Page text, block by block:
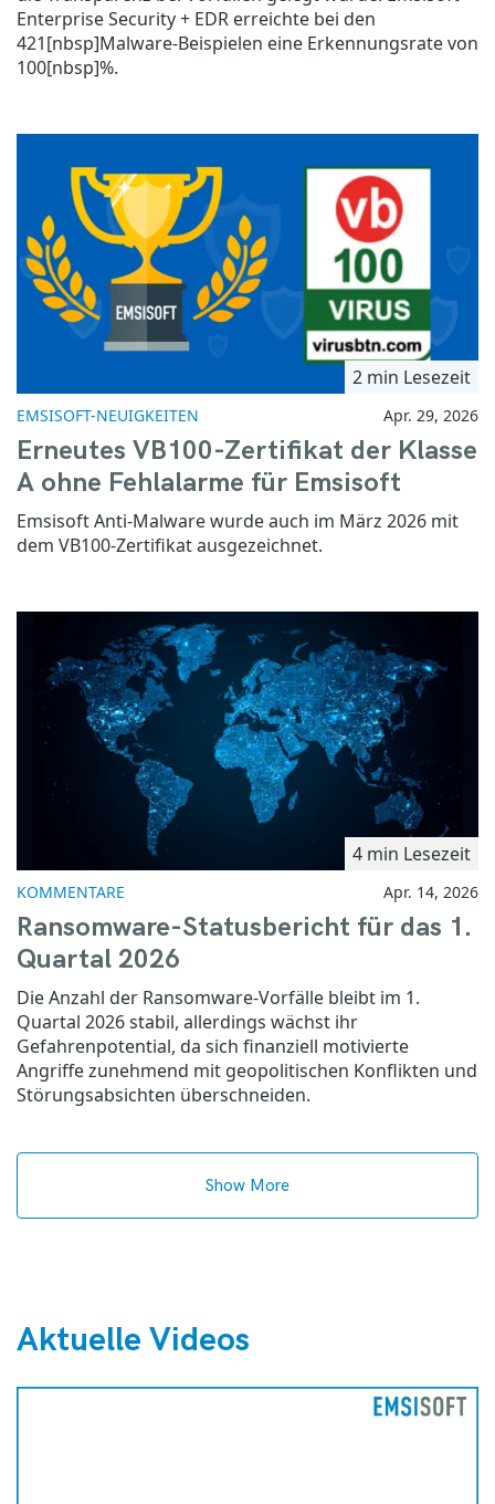
Enterprise Security + EDR erreichte bei den
421[nbsp]Malware-Beispielen eine Erkennungsrate von
100[nbsp]%.
2 min Lesezeit
Apr. 29, 2026
EMSISOFT-NEUIGKEITEN
Erneutes VB100-Zertifikat der Klasse
A ohne Fehlalarme für Emsisoft
Emsisoft Anti-Malware wurde auch im März 2026 mit
dem VB100-Zertifikat ausgezeichnet.
4 min Lesezeit
Apr. 14, 2026
KOMMENTARE
Ransomware-Statusbericht für das 1.
Quartal 2026
Die Anzahl der Ransomware-Vorfälle bleibt im 1.
Quartal 2026 stabil, allerdings wächst ihr
Gefahrenpotential, da sich finanziell motivierte
Angriffe zunehmend mit geopolitischen Konflikten und
Störungsabsichten überschneiden.
Show More
Aktuelle Videos